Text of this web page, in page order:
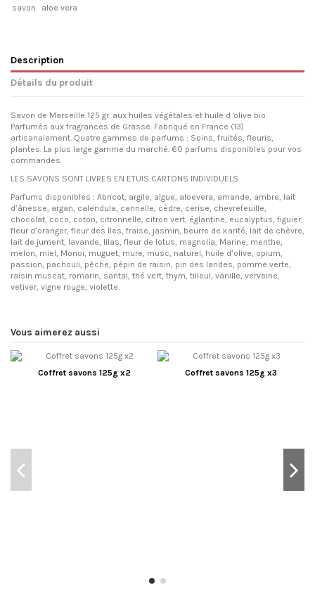
savon aloe vera
Description
Détails du produit
Savon de Marseille 125 gr. aux huiles végétales et huile d 'olive bio.
Parfumés aux fragrances de Grasse. Fabriqué en France (13)
artisanalement. Quatre gammes de parfums : Soins, fruités, fleuris,
plantes. La plus large gamme du marché. 60 parfums disponibles pour vos
commandes.
LES SAVONS SONT LIVRES EN ETUIS CARTONS INDIVIDUELS
Parfums disponibles : Abricot, argile, algue, aloevera, amande, ambre, lait
d’ânesse, argan, calendula, cannelle, cèdre, cerise, chevrefeuille,
chocolat, coco, coton, citronnelle, citron vert, églantine, eucalyptus, figuier,
fleur d’oranger, fleur des îles, fraise, jasmin, beurre de karité, lait de chèvre,
lait de jument, lavande, lilas, fleur de lotus, magnolia, Marine, menthe,
melon, miel, Monoi, muguet, mure, musc, naturel, huile d’olive, opium,
passion, pachouli, pêche, pépin de raisin, pin des landes, pomme verte,
raisin muscat, romarin, santal, thé vert, thym, tilleul, vanille, verveine,
vetiver, vigne rouge, violette.
Vous aimerez aussi
Coffret savons 125g x2 Coffret savons 125g x3